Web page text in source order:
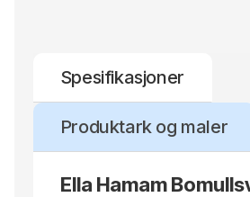
Spesifikasjoner
Produktark og maler
Ella Hamam